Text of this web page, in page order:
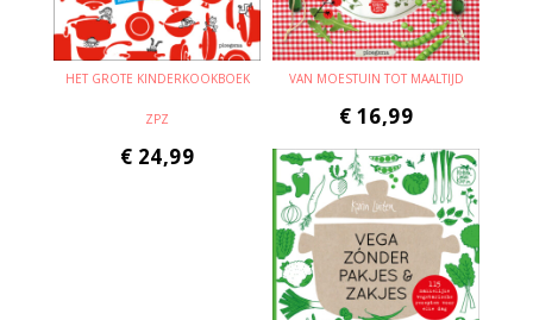
HET GROTE KINDERKOOKBOEK
ZPZ
€ 24,99
VAN MOESTUIN TOT MAALTIJD
€ 16,99